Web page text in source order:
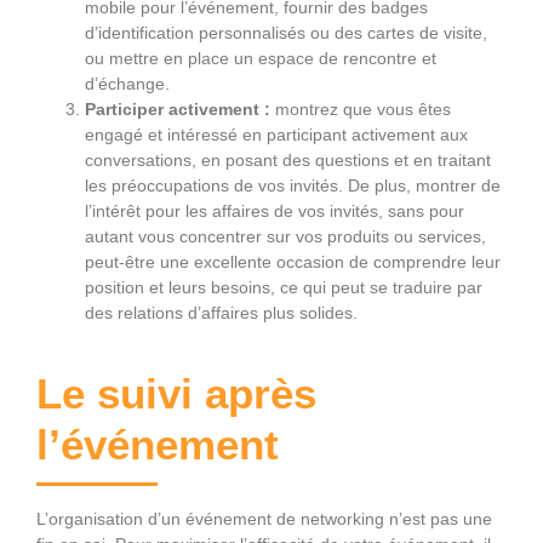
mobile pour l’événement, fournir des badges
d’identification personnalisés ou des cartes de visite,
ou mettre en place un espace de rencontre et
d’échange.
Participer activement : montrez que vous êtes
engagé et intéressé en participant activement aux
conversations, en posant des questions et en traitant
les préoccupations de vos invités. De plus, montrer de
l’intérêt pour les affaires de vos invités, sans pour
autant vous concentrer sur vos produits ou services,
peut-être une excellente occasion de comprendre leur
position et leurs besoins, ce qui peut se traduire par
des relations d’affaires plus solides.
Le suivi après
l’événement
L’organisation d’un événement de networking n’est pas une